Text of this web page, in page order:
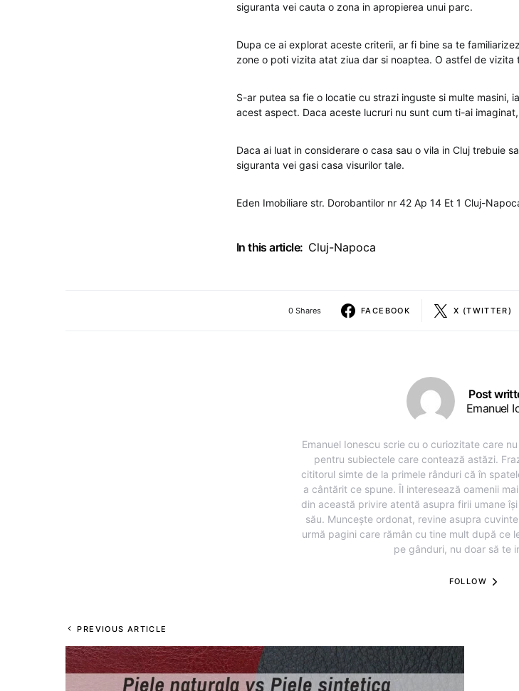
siguranta vei cauta o zona in apropierea unui parc.
Dupa ce ai explorat aceste criterii, ar fi bine sa te
zone o poti vizita atat ziua dar si noaptea. O astfel de
S-ar putea sa fie o locatie cu strazi inguste si multe masini,
acest aspect. Daca aceste lucruri nu sunt cum ti-ai
Daca ai luat in considerare o casa sau o vila in Cluj trebuie
siguranta vei gasi casa visurilor tale.
Eden Imobiliare str. Dorobantilor nr 42 Ap 14 Et 1 Cluj-
In this article: Cluj-Napoca
0 Shares FACEBOOK X (TWITTER)
Post
Emanuel
Emanuel Ionescu scrie cu o curiozitate care
pentru subiectele care contează astăzi.
cititorul simte de la primele rânduri că în
a cântărit ce spune. Îl interesează oamenii
din această privire atentă asupra firii umane
său. Muncește ordonat, revine asupra
urmă pagini care rămân cu tine mult după ce
pe gânduri, nu doar să te
FOLLOW
PREVIOUS ARTICLE